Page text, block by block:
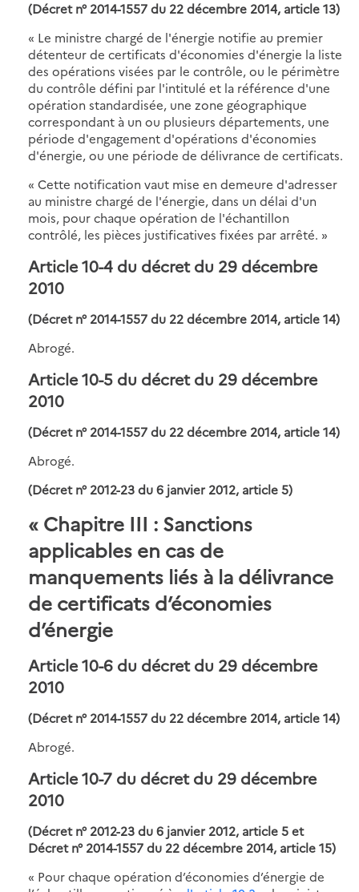
(Décret n° 2014-1557 du 22 décembre 2014, article 13)
« Le ministre chargé de l'énergie notifie au premier
détenteur de certificats d'économies d'énergie la liste
des opérations visées par le contrôle, ou le périmètre
du contrôle défini par l'intitulé et la référence d'une
opération standardisée, une zone géographique
correspondant à un ou plusieurs départements, une
période d'engagement d'opérations d'économies
d'énergie, ou une période de délivrance de certificats.
« Cette notification vaut mise en demeure d'adresser
au ministre chargé de l'énergie, dans un délai d'un
mois, pour chaque opération de l'échantillon
contrôlé, les pièces justificatives fixées par arrêté. »
Article 10-4 du décret du 29 décembre
2010
(Décret n° 2014-1557 du 22 décembre 2014, article 14)
Abrogé.
Article 10-5 du décret du 29 décembre
2010
(Décret n° 2014-1557 du 22 décembre 2014, article 14)
Abrogé.
(Décret n° 2012-23 du 6 janvier 2012, article 5)
« Chapitre III : Sanctions
applicables en cas de
manquements liés à la délivrance
de certificats d’économies
d’énergie
Article 10-6 du décret du 29 décembre
2010
(Décret n° 2014-1557 du 22 décembre 2014, article 14)
Abrogé.
Article 10-7 du décret du 29 décembre
2010
(Décret n° 2012-23 du 6 janvier 2012, article 5 et
Décret n° 2014-1557 du 22 décembre 2014, article 15)
« Pour chaque opération d’économies d’énergie de